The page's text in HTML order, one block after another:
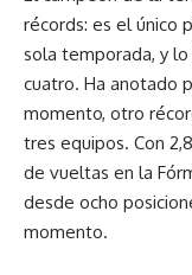
récords: es el único
sola temporada, y
cuatro. Ha anotado
momento, otro
tres equipos. Con
de vueltas en la
desde ocho
momento.